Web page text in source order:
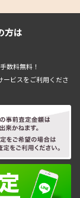
方は
数料無料！
ービスをご利用くださ